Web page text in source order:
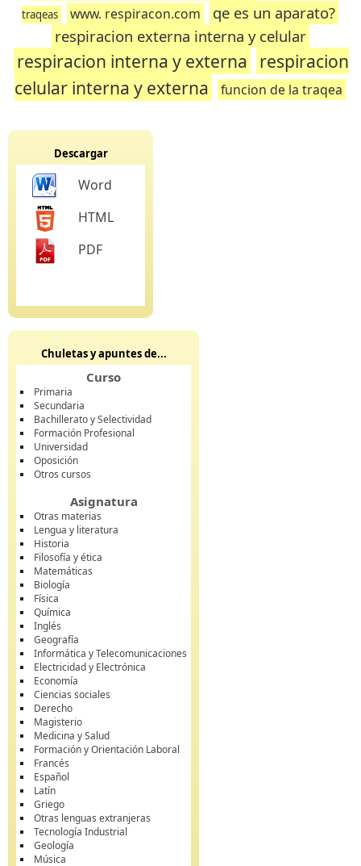
traqeas
www. respiracon.com
qe es un aparato?
respiracion externa interna y celular
respiracion interna y externa respiracion
celular interna y externa
funcion de la traqea
Descargar
Word
HTML
PDF
Chuletas y apuntes de...
Curso
Primaria
Secundaria
Bachillerato y Selectividad
Formación Profesional
Universidad
Oposición
Otros cursos
Asignatura
Otras materias
Lengua y literatura
Historia
Filosofía y ética
Matemáticas
Biología
Física
Química
Inglés
Geografía
Informática y Telecomunicaciones
Electricidad y Electrónica
Economía
Ciencias sociales
Derecho
Magisterio
Medicina y Salud
Formación y Orientación Laboral
Francés
Español
Latín
Griego
Otras lenguas extranjeras
Tecnología Industrial
Geología
Música